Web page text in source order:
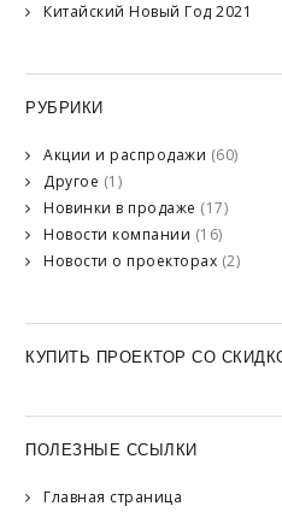
Китайский Новый Год 2021
РУБРИКИ
Акции и распродажи (60)
Другое (1)
Новинки в продаже (17)
Новости компании (16)
Новости о проекторах (2)
КУПИТЬ ПРОЕКТОР СО
ПОЛЕЗНЫЕ ССЫЛКИ
Главная страница